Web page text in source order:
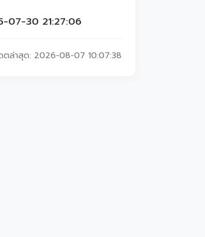
07-30 21:27:06
ตล่าสุด: 2026-08-07 10:07:38